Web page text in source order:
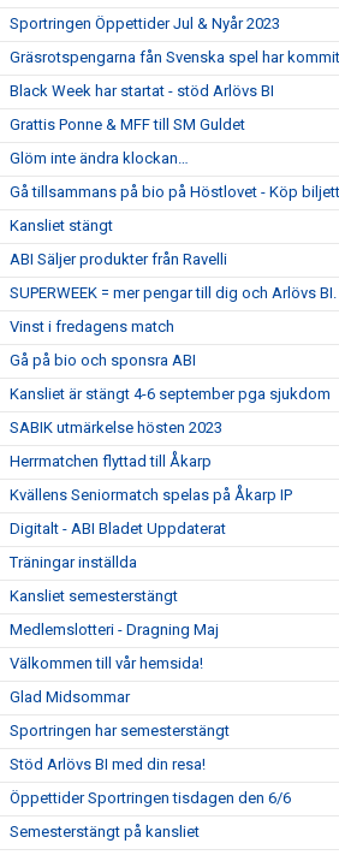
Sportringen Öppettider Jul & Nyår 2023
Gräsrotspengarna fån Svenska spel har
Black Week har startat - stöd Arlövs BI
Grattis Ponne & MFF till SM Guldet
Glöm inte ändra klockan…
Gå tillsammans på bio på Höstlovet - Köp
Kansliet stängt
ABI Säljer produkter från Ravelli
SUPERWEEK = mer pengar till dig och Arlövs BI.
Vinst i fredagens match
Gå på bio och sponsra ABI
Kansliet är stängt 4-6 september pga sjukdom
SABIK utmärkelse hösten 2023
Herrmatchen flyttad till Åkarp
Kvällens Seniormatch spelas på Åkarp IP
Digitalt - ABI Bladet Uppdaterat
Träningar inställda
Kansliet semesterstängt
Medlemslotteri - Dragning Maj
Välkommen till vår hemsida!
Glad Midsommar
Sportringen har semesterstängt
Stöd Arlövs BI med din resa!
Öppettider Sportringen tisdagen den 6/6
Semesterstängt på kansliet